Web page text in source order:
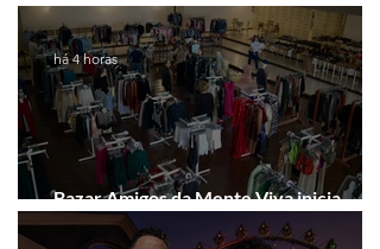
Bazar Amigos da Mente Viva inicia
arrecadação em Gramado e Canela
há 4 horas